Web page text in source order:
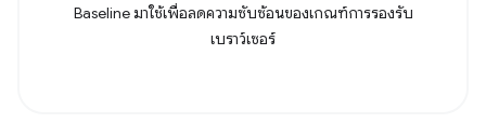
Baseline มาใช้เพื่อลดความซับซ้อนของเกณฑ์การรองรับ
เบราว์เซอร์